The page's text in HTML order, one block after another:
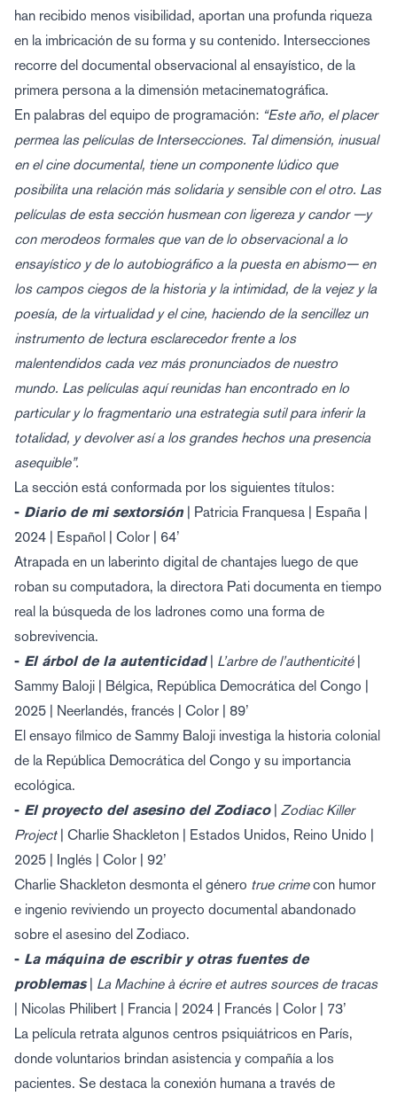
han recibido menos visibilidad, aportan una profunda riqueza
en la imbricación de su forma y su contenido. Intersecciones
recorre del documental observacional al ensayístico, de la
primera persona a la dimensión metacinematográfica.
En palabras del equipo de programación: “Este año, el placer
permea las películas de Intersecciones. Tal dimensión, inusual
en el cine documental, tiene un componente lúdico que
posibilita una relación más solidaria y sensible con el otro. Las
películas de esta sección husmean con ligereza y candor —y
con merodeos formales que van de lo observacional a lo
ensayístico y de lo autobiográfico a la puesta en abismo— en
los campos ciegos de la historia y la intimidad, de la vejez y la
poesía, de la virtualidad y el cine, haciendo de la sencillez un
instrumento de lectura esclarecedor frente a los
malentendidos cada vez más pronunciados de nuestro
mundo. Las películas aquí reunidas han encontrado en lo
particular y lo fragmentario una estrategia sutil para inferir la
totalidad, y devolver así a los grandes hechos una presencia
asequible”.
La sección está conformada por los siguientes títulos:
- Diario de mi sextorsión | Patricia Franquesa | España |
2024 | Español | Color | 64’
Atrapada en un laberinto digital de chantajes luego de que
roban su computadora, la directora Pati documenta en tiempo
real la búsqueda de los ladrones como una forma de
sobrevivencia.
- El árbol de la autenticidad| L’arbre de l’authenticité|
Sammy Baloji | Bélgica, República Democrática del Congo |
2025 | Neerlandés, francés | Color | 89’
El ensayo fílmico de Sammy Baloji investiga la historia colonial
de la República Democrática del Congo y su importancia
ecológica.
- El proyecto del asesino del Zodiaco| Zodiac Killer
Project| Charlie Shackleton | Estados Unidos, Reino Unido |
2025 | Inglés | Color | 92’
Charlie Shackleton desmonta el género true crimecon humor
e ingenio reviviendo un proyecto documental abandonado
sobre el asesino del Zodiaco.
- La máquina de escribir y otras fuentes de
problemas| La Machine à écrire et autres sources de tracas
| Nicolas Philibert | Francia | 2024 | Francés | Color | 73’
La película retrata algunos centros psiquiátricos en París,
donde voluntarios brindan asistencia y compañía a los
pacientes. Se destaca la conexión humana a través de